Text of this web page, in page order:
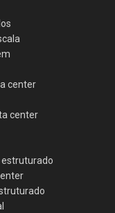
center
center